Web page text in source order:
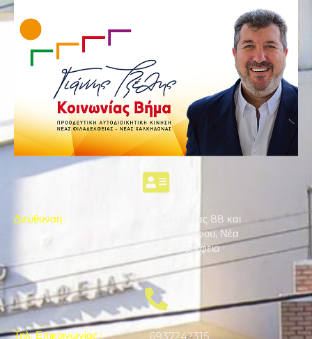
Διεύθυνση :
Δεκελείας 88 και
Επταλόφου, Νέα
Φιλαδέλφεια
Τηλ. Επικοινωνίας : 6937242315